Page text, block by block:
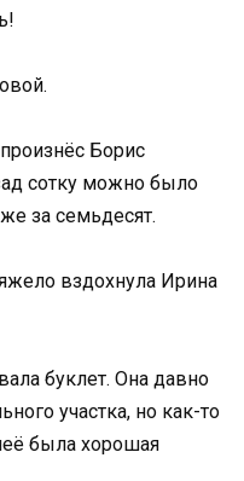
Борис
сотку можно было
за семьдесят.
вздохнула Ирина
буклет. Она давно
участка, но как-то
была хорошая